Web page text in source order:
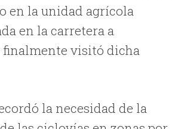
en la unidad agrícola
en la carretera a
finalmente visitó dicha
la necesidad de la